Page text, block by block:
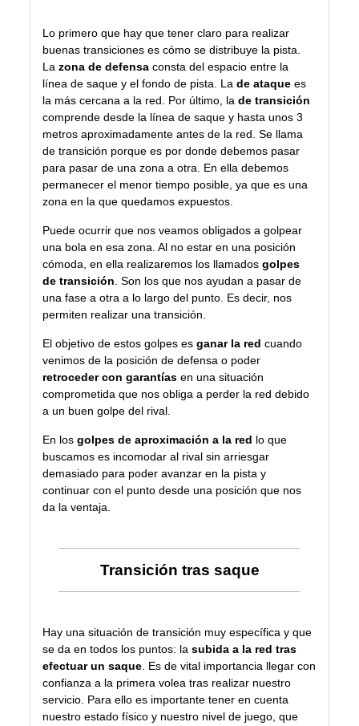
Lo primero que hay que tener claro para realizar
buenas transiciones es cómo se distribuye la pista.
Lazona de defensa consta del espacio entre la
línea de saque y el fondo de pista. Lade ataque es
la más cercana a la red. Por último, lade transición
comprende desde la línea de saque y hasta unos 3
metros aproximadamente antes de la red. Se llama
de transición porque es por donde debemos pasar
para pasar de una zona a otra. En ella debemos
permanecer el menor tiempo posible, ya que es una
zona en la que quedamos expuestos.
Puede ocurrir que nos veamos obligados a golpear
una bola en esa zona. Al no estar en una posición
cómoda, en ella realizaremos los llamadosgolpes
de transición . Son los que nos ayudan a pasar de
una fase a otra a lo largo del punto. Es decir, nos
permiten realizar una transición.
El objetivo de estos golpes esganar la red cuando
venimos de la posición de defensa o poder
retroceder con garantías en una situación
comprometida que nos obliga a perder la red debido
a un buen golpe del rival.
En losgolpes de aproximación a la red lo que
buscamos es incomodar al rival sin arriesgar
demasiado para poder avanzar en la pista y
continuar con el punto desde una posición que nos
da la ventaja.
Transición tras saque
Hay una situación de transición muy específica y que
se da en todos los puntos: lasubida a la red tras
efectuar un saque . Es de vital importancia llegar con
confianza a la primera volea tras realizar nuestro
servicio. Para ello es importante tener en cuenta
nuestro estado físico y nuestro nivel de juego, que